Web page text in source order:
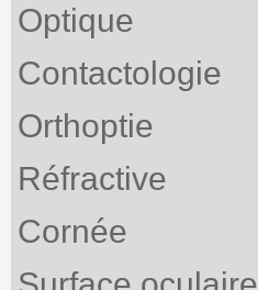
Optique
Contactologie
Orthoptie
Réfractive
Cornée